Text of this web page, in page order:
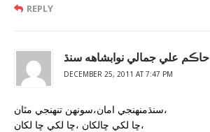
REPLY
حاڪم علي جمالي نوابشاهه سنڌ
DECEMBER 25, 2011 AT 7:47 PM
سنڌمنهنجي امان،سونهن تنهنجي مٿان،
ڇا لکي ڇالکان ،ڇا لکي ڇا لکان،